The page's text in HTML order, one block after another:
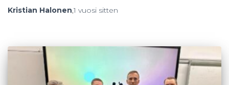
Kristian Halonen,1 vuosi sitten